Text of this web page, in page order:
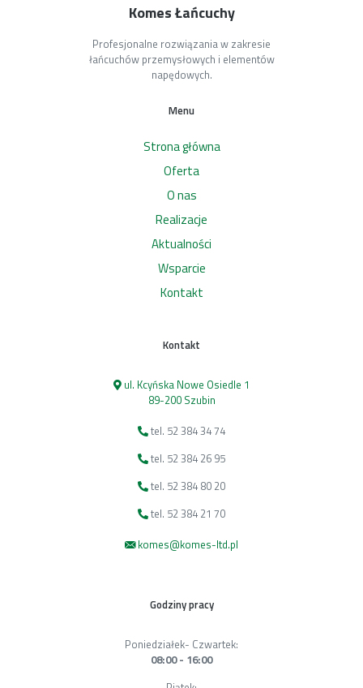
Komes Łańcuchy
Profesjonalne rozwiązania w zakresie
łańcuchów przemysłowych i elementów
napędowych.
Menu
Strona główna
Oferta
O nas
Realizacje
Aktualności
Wsparcie
Kontakt
Kontakt
ul. Kcyńska Nowe Osiedle 1
89-200 Szubin
tel. 52 384 34 74
tel. 52 384 26 95
tel. 52 384 80 20
tel. 52 384 21 70
komes@komes-ltd.pl
Godziny pracy
Poniedziałek- Czwartek:
08:00 - 16:00